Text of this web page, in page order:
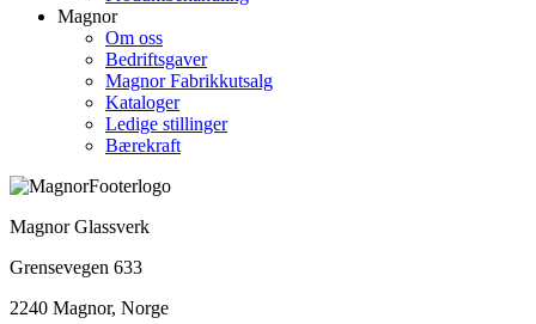
Magnor
Om oss
Bedriftsgaver
Magnor Fabrikkutsalg
Kataloger
Ledige stillinger
Bærekraft
Magnor Glassverk
Grensevegen 633
2240 Magnor, Norge